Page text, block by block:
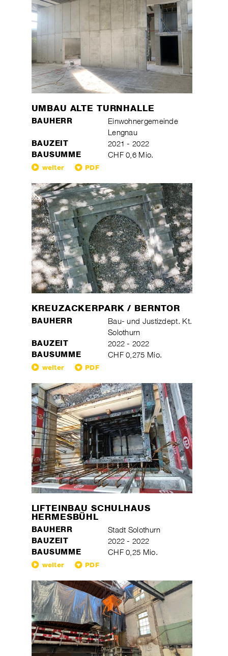
UMBAU ALTE TURNHALLE
BAUHERR
Einwohnergemeinde
Lengnau
BAUZEIT 2021 - 2022
BAUSUMME CHF 0,6 Mio.
weiter PDF
KREUZACKERPARK / BERNTOR
BAUHERR
Bau- und Justizdept. Kt.
Solothurn
BAUZEIT 2022 - 2022
BAUSUMME CHF 0,275 Mio.
weiter PDF
LIFTEINBAU SCHULHAUS
HERMESBÜHL
BAUHERR Stadt Solothurn
BAUZEIT 2022 - 2022
BAUSUMME CHF 0,25 Mio.
weiter PDF